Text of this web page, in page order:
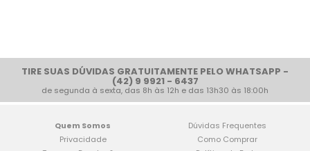
TIRE SUAS DÚVIDAS GRATUITAMENTE PELO WHATSAPP -
(42) 9 9921 - 6437
de segunda à sexta, das 8h às 12h e das 13h30 às 18:00h
Quem Somos
Privacidade
Dúvidas Frequentes
Como Comprar